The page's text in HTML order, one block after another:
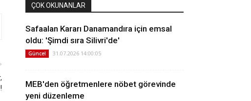
ÇOK OKUNANLAR
Safaalan Kararı Danamandıra için emsal
oldu: 'Şimdi sıra Silivri'de'
Güncel 31.07.2026 14:00:05
MEB'den öğretmenlere nöbet görevinde
yeni düzenleme